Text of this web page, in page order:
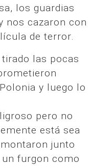
los guardias
nos cazaron con
de terror.
las pocas
y luego lo
pero no
está sea
junto
furgon como